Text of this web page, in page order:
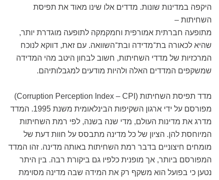
היקפה במדינות שונות. מדדים אלו שינו מאוד את תפיסת
השחיתות –
מתופעה חברתית אמורפית וחמקמקה לתופעה מוגדרת יותר,
שהיא לכאורה בת־מדידה ובת־השוואה. עם זאת, דווקא לנוכח
המרכזיות של מדדי השחיתות, חשוב לבחון היטב מהי המדידה
שמשקפים המדדים האלה ולהיות מודעים למגבלותיהם.
מדד תפיסת השחיתות (Corruption Perception Index – CPI)
מפורסם על ידי ארגון השקיפות הבינלאומית משנת 1995. המדד
מדרג את מדינות העולם, מדי שנה בשנה, לפי רמת השחיתות
המיוחסת להן. הציון של כל מדינה מתבסס על חוות דעת של
מומחים חיצוניים בדבר רמת השחיתות באותה מדינה. זהו המדד
המפורסם ביותר, אך מופנית כלפיו גם ביקורת רבה. בין היתר
נטען כי בפועל הוא משקף רק את המידה שבה מדינה מסוימת